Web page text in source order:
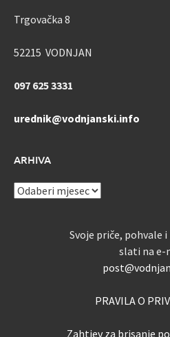
Trgovačka 8
52215 VODNJAN
097 625 3331
urednik@vodnjanski.info
ARHIVA
ARHIVA
Svoje priče, pohvale
slati na e-
PRAVILA O
Zahtjev za brisanje